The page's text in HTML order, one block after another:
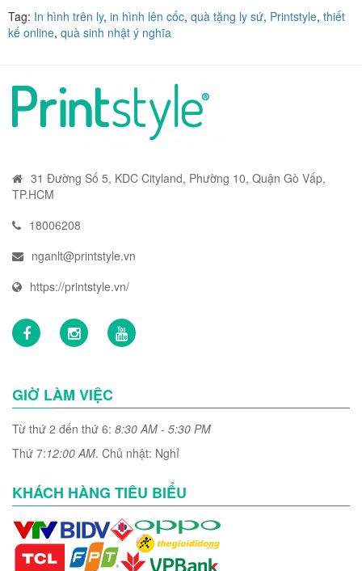
Tag: In hình trên ly, in hình lên cốc, quà tặng ly sứ, Printstyle, thiết
kế online, quà sinh nhật ý nghĩa
31 Đường Số 5, KDC Cityland, Phường 10, Quận Gò Vấp,
TP.HCM
18006208
nganlt@printstyle.vn
https://printstyle.vn/
GIỜ LÀM VIỆC
Từ thứ 2 đến thứ 6: 8:30 AM - 5:30 PM
Thứ 7:12:00 AM. Chủ nhật: Nghỉ
KHÁCH HÀNG TIÊU BIỂU